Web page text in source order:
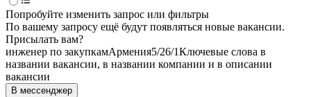
Попробуйте изменить запрос или фильтры
По вашему запросу ещё будут появляться новые вакансии.
Присылать вам?
инженер по закупкамАрмения5/26/1Ключевые слова в
названии вакансии, в названии компании и в описании
вакансии
В мессенджер